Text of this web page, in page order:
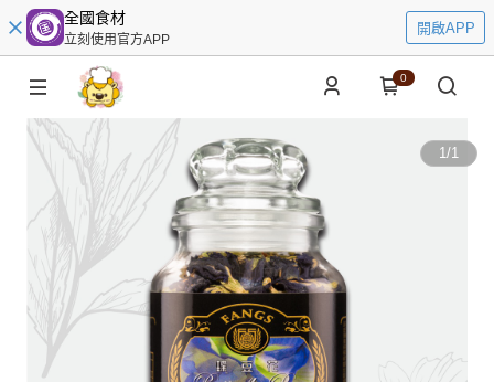
全國食材
立刻使用官方APP
開啟APP
0
1/1